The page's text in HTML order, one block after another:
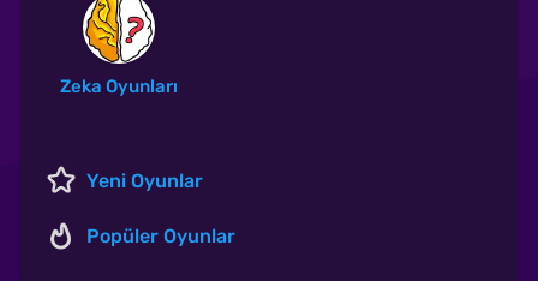
Zeka Oyunları
Yeni Oyunlar
Popüler Oyunlar